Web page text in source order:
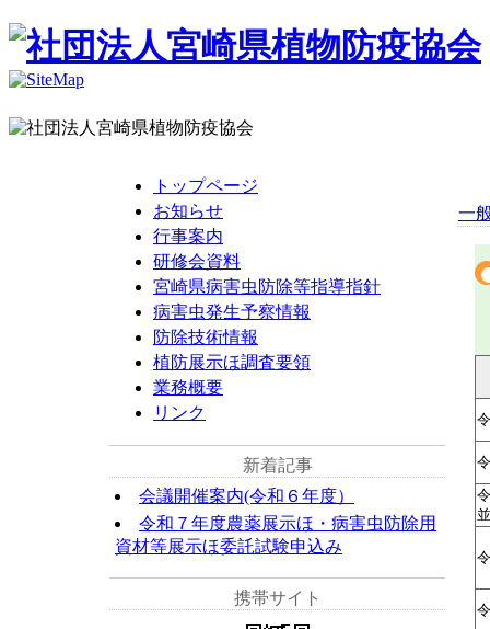
トップページ
お知らせ
行事案内
研修会資料
宮崎県病害虫防除等指導指針
病害虫発生予察情報
防除技術情報
植防展示ほ調査要領
業務概要
リンク
新着記事
会議開催案内(令和６年度）
令和７年度農薬展示ほ・病害虫防除用
資材等展示ほ委託試験申込み
携帯サイト
一